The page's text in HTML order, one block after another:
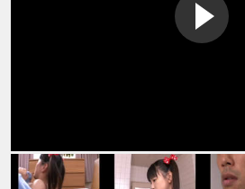
Contact